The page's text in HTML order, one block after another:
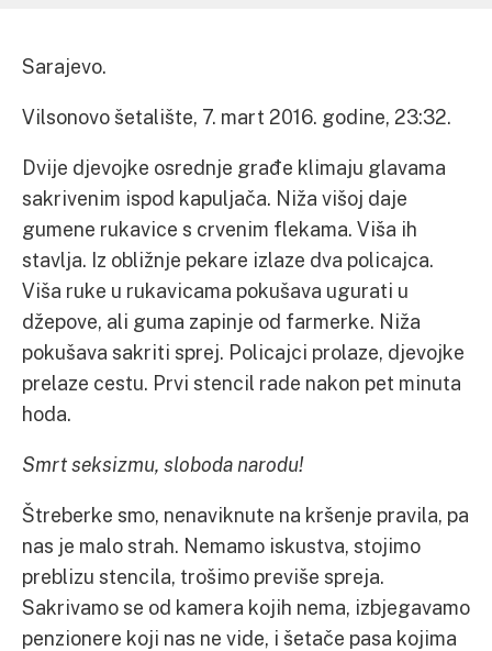
Sarajevo.
Vilsonovo šetalište, 7. mart 2016. godine, 23:32.
Dvije djevojke osrednje građe klimaju glavama
sakrivenim ispod kapuljača. Niža višoj daje
gumene rukavice s crvenim flekama. Viša ih
stavlja. Iz obližnje pekare izlaze dva policajca.
Viša ruke u rukavicama pokušava ugurati u
džepove, ali guma zapinje od farmerke. Niža
pokušava sakriti sprej. Policajci prolaze, djevojke
prelaze cestu. Prvi stencil rade nakon pet minuta
hoda.
Smrt seksizmu, sloboda narodu!
Štreberke smo, nenaviknute na kršenje pravila, pa
nas je malo strah. Nemamo iskustva, stojimo
preblizu stencila, trošimo previše spreja.
Sakrivamo se od kamera kojih nema, izbjegavamo
penzionere koji nas ne vide, i šetače pasa kojima